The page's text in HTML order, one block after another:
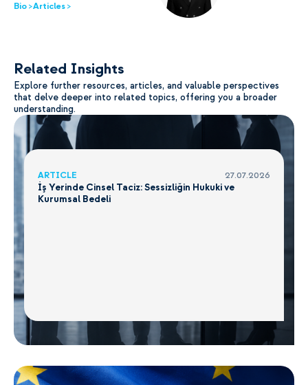
Bio >Articles >
Related Insights
Explore further resources, articles, and valuable perspectives
that delve deeper into related topics, offering you a broader
understanding.
ARTICLE 27.07.2026
İş Yerinde Cinsel Taciz: Sessizliğin Hukuki ve
Kurumsal Bedeli